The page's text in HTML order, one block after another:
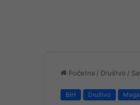
Početna / Društvo /
BiH Društvo